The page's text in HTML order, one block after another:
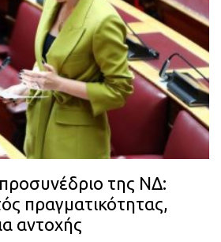
της ΝΔ:
πραγματικότητας,
αντοχής